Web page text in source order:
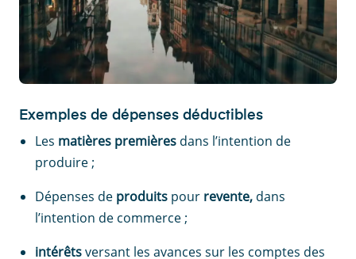
Exemples de dépenses déductibles
Les matières premières dans l’intention de
produire ;
Dépenses de produits pour revente, dans
l’intention de commerce ;
intérêtsversant les avances sur les comptes des